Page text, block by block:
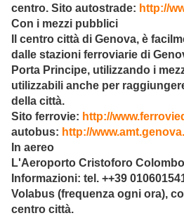
centro. Sito autostrade: http://
Con i mezzi pubblici
Il centro città di Genova, è
dalle stazioni ferroviarie di
Porta Principe, utilizzando i
utilizzabili anche per
della città.
Sito ferrovie: http://
autobus: http://
In aereo
L'Aeroporto Cristoforo
Informazioni: tel. ++39
Volabus (frequenza ogni ora),
centro città.